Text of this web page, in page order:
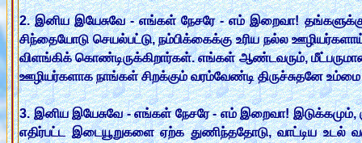
2. இனிய இயேசுவே - எங்கள் நேசரே - எம் இறைவா! தங்களுக்கு
சிந்தையோடு செயல்பட்டு, நம்பிக்கைக்கு உரிய நல்ல
விளங்கிக் கொண்டிருக்கிறார்கள். எங்கள் ஆண்டவரும்,
ஊழியர்களாக நாங்கள் சிறக்கும் வரம்வேண்டி திருச்சுதனே
3. இனிய இயேசுவே - எங்கள் நேசரே - எம் இறைவா! இடுக்கமும்,
எதிர்பட்ட இடையூறுகளை ஏற்க துணிந்ததோடு, வாட்டிய